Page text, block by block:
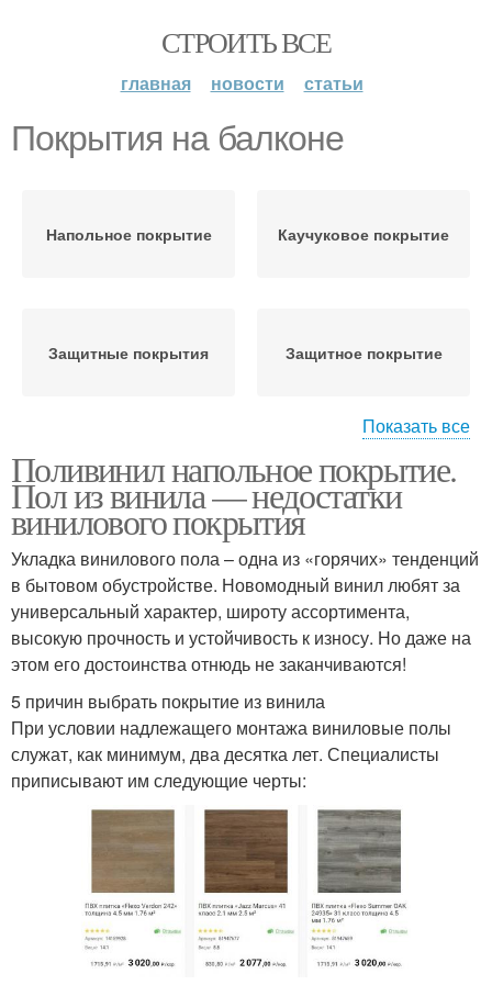
СТРОИТЬ ВСЕ
главная новости статьи
Покрытия на балконе
Напольное покрытие Каучуковое покрытие
Защитные покрытия Защитное покрытие
Модульное покрытие Рулонные покрытия
Плиточные покрытия Покрытие для балкона
Покрытие вместо
ламината
Покрытие для гаража
Покрытие для
спортзала
Показать все
Поливинил напольное покрытие.
Пол из винила — недостатки
винилового покрытия
Укладка винилового пола – одна из «горячих» тенденций
в бытовом обустройстве. Новомодный винил любят за
универсальный характер, широту ассортимента,
высокую прочность и устойчивость к износу. Но даже на
этом его достоинства отнюдь не заканчиваются!
5 причин выбрать покрытие из винила
При условии надлежащего монтажа виниловые полы
служат, как минимум, два десятка лет. Специалисты
приписывают им следующие черты: